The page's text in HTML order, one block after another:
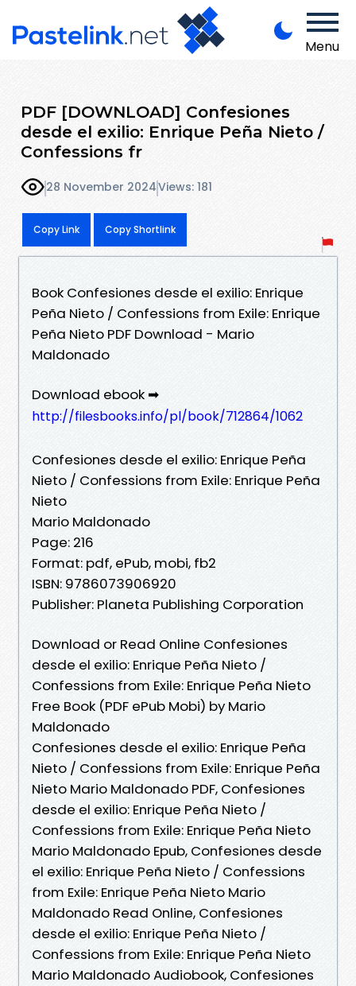
Menu
PDF [DOWNLOAD] Confesiones
desde el exilio: Enrique Peña Nieto /
Confessions fr
28 November 2024Views: 181
Copy Link Copy Shortlink
Book Confesiones desde el exilio: Enrique
Peña Nieto / Confessions from Exile: Enrique
Peña Nieto PDF Download - Mario
Maldonado
Download ebook ➡
http://filesbooks.info/pl/book/712864/1062
Confesiones desde el exilio: Enrique Peña
Nieto / Confessions from Exile: Enrique Peña
Nieto
Mario Maldonado
Page: 216
Format: pdf, ePub, mobi, fb2
ISBN: 9786073906920
Publisher: Planeta Publishing Corporation
Download or Read Online Confesiones
desde el exilio: Enrique Peña Nieto /
Confessions from Exile: Enrique Peña Nieto
Free Book (PDF ePub Mobi) by Mario
Maldonado
Confesiones desde el exilio: Enrique Peña
Nieto / Confessions from Exile: Enrique Peña
Nieto Mario Maldonado PDF, Confesiones
desde el exilio: Enrique Peña Nieto /
Confessions from Exile: Enrique Peña Nieto
Mario Maldonado Epub, Confesiones desde
el exilio: Enrique Peña Nieto / Confessions
from Exile: Enrique Peña Nieto Mario
Maldonado Read Online, Confesiones
desde el exilio: Enrique Peña Nieto /
Confessions from Exile: Enrique Peña Nieto
Mario Maldonado Audiobook, Confesiones